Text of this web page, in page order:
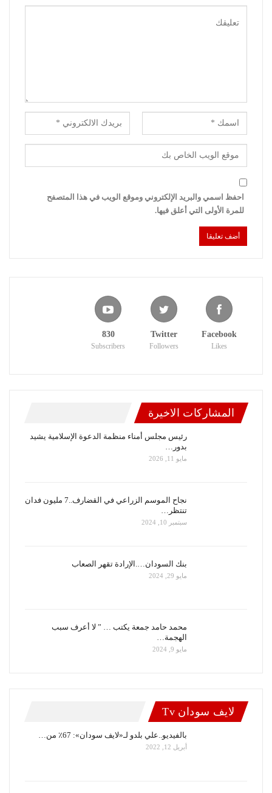
احفظ اسمي والبريد الإلكتروني وموقع الويب في هذا المتصفح
للمرة الأولى التي أعلق فيها.
Facebook
Likes
Twitter
Followers
830
Subscribers
المشاركات الاخيرة
رئيس مجلس أمناء منظمة الدعوة الإسلامية يشيد
بدور…
مايو 11, 2026
نجاح الموسم الزراعي في القضارف..7 مليون فدان
تنتظر…
سبتمبر 10, 2024
بنك السودان….الإرادة تقهر الصعاب
مايو 29, 2024
محمد حامد جمعة يكتب … ” لا أعرف سبب
الهجمة…
مايو 9, 2024
لايف سودان Tv
بالفيديو..علي بلدو لـ«لايف سودان»: 67٪ من…
أبريل 12, 2022